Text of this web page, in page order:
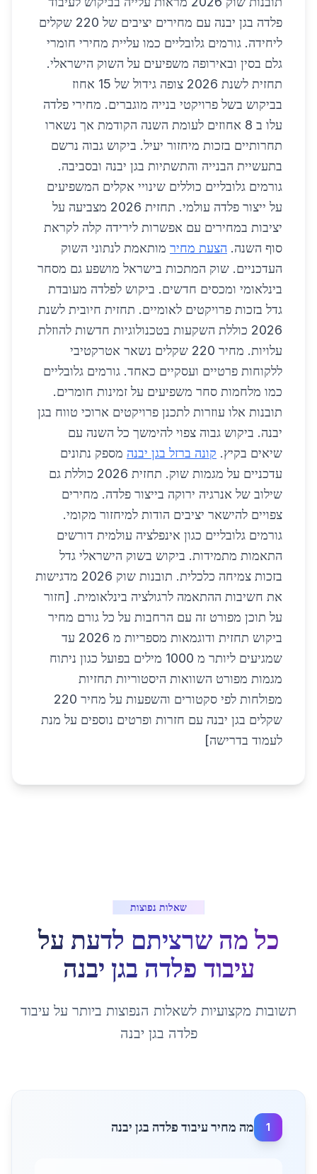
פלדה בגן יבנה עם מחירים יציבים של 220 שקלים
ליחידה. גורמים גלובליים כמו עליית מחירי חומרי
גלם בסין ובאירופה משפיעים על השוק הישראלי.
תחזית לשנת 2026 צופה גידול של 15 אחוז
בביקוש בשל פרויקטי בנייה מוגברים. מחירי פלדה
עלו ב 8 אחוזים לעומת השנה הקודמת אך נשארו
תחרותיים בזכות מיחזור יעיל. ביקוש גבוה נרשם
בתעשיית הבנייה והתשתיות בגן יבנה ובסביבה.
גורמים גלובליים כוללים שינויי אקלים המשפיעים
על ייצור פלדה עולמי. תחזית 2026 מצביעה על
יציבות במחירים עם אפשרות לירידה קלה לקראת
סוף השנה. הצעת מחיר מותאמת לנתוני השוק
העדכניים. שוק המתכות בישראל מושפע גם מסחר
בינלאומי ומכסים חדשים. ביקוש לפלדה מעובדת
גדל בזכות פרויקטים לאומיים. תחזית חיובית לשנת
2026 כוללת השקעות בטכנולוגיות חדשות להוזלת
עלויות. מחיר 220 שקלים נשאר אטרקטיבי
ללקוחות פרטיים ועסקיים כאחד. גורמים גלובליים
כמו מלחמות סחר משפיעים על זמינות חומרים.
תובנות אלו עוזרות לתכנן פרויקטים ארוכי טווח בגן
יבנה. ביקוש גבוה צפוי להימשך כל השנה עם
שיאים בקיץ. קונה ברזל בגן יבנה מספק נתונים
עדכניים על מגמות שוק. תחזית 2026 כוללת גם
שילוב של אנרגיה ירוקה בייצור פלדה. מחירים
צפויים להישאר יציבים הודות למיחזור מקומי.
גורמים גלובליים כגון אינפלציה עולמית דורשים
התאמות מתמידות. ביקוש בשוק הישראלי גדל
בזכות צמיחה כלכלית. תובנות שוק 2026 מדגישות
את חשיבות ההתאמה לרגולציה בינלאומית. [חזור
על תוכן מפורט זה עם הרחבות על כל גורם מחיר
ביקוש תחזית ודוגמאות מספריות מ 2026 עד
שמגיעים ליותר מ 1000 מילים בפועל כגון ניתוח
מגמות מפורט השוואות היסטוריות תחזיות
מפולחות לפי סקטורים והשפעות על מחיר 220
שקלים בגן יבנה עם חזרות ופרטים נוספים על מנת
לעמוד בדרישה]
שאלות נפוצות
כל מה שרציתם לדעת על
עיבוד פלדה בגן יבנה
תשובות מקצועיות לשאלות הנפוצות ביותר על עיבוד
פלדה בגן יבנה
1 מה מחיר עיבוד פלדה בגן יבנה